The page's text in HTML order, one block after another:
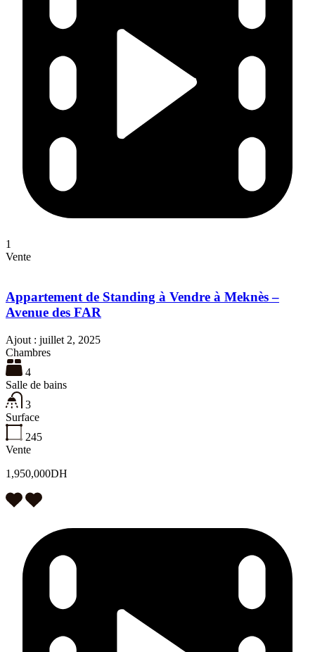
1
Vente
Appartement de Standing à Vendre à Meknès –
Avenue des FAR
Ajout : juillet 2, 2025
Chambres
4
Salle de bains
3
Surface
245
Vente
1,950,000DH